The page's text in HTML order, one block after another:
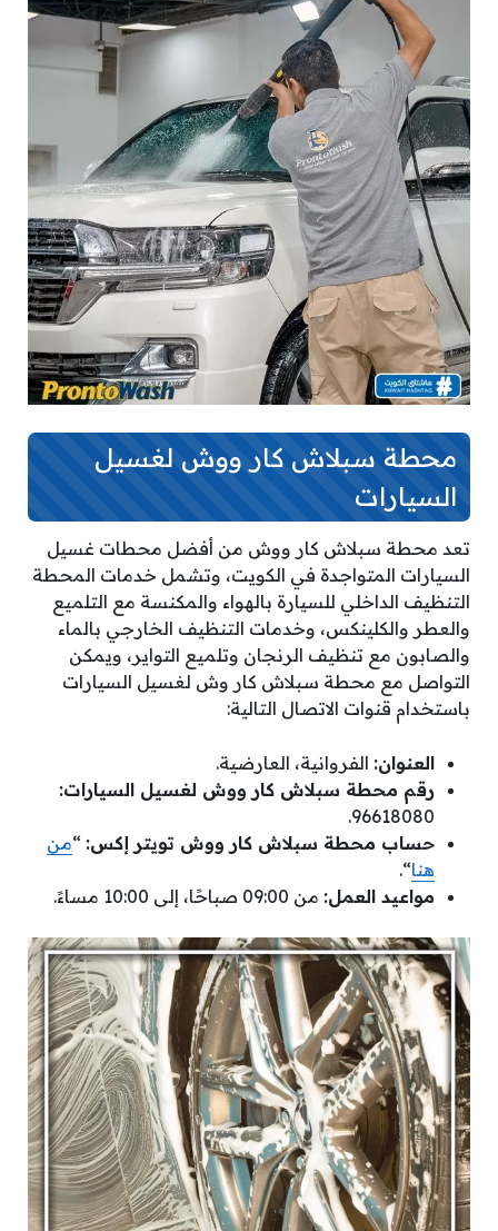
محطة سبلاش كار ووش لغسيل
السيارات
تعد محطة سبلاش كار ووش من أفضل محطات غسيل
السيارات المتواجدة في الكويت، وتشمل خدمات المحطة
التنظيف الداخلي للسيارة بالهواء والمكنسة مع التلميع
والعطر والكلينكس، وخدمات التنظيف الخارجي بالماء
والصابون مع تنظيف الرنجان وتلميع التواير، ويمكن
التواصل مع محطة سبلاش كار وش لغسيل السيارات
باستخدام قنوات الاتصال التالية:
العنوان: الفروانية، العارضية.
رقم محطة سبلاش كار ووش لغسيل السيارات:
96618080.
حساب محطة سبلاش كار ووش تويتر إكس: “من
هنا“.
مواعيد العمل: من 09:00 صباحًا، إلى 10:00 مساءً.